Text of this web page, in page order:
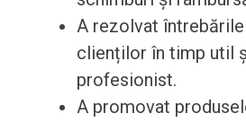
A rezolvat
clienților în timp util
profesionist.
A promovat